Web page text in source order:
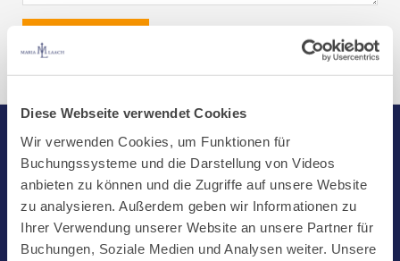
Diese Webseite verwendet Cookies
Wir verwenden Cookies, um Funktionen für
Buchungssysteme und die Darstellung von Videos
anbieten zu können und die Zugriffe auf unsere Website
zu analysieren. Außerdem geben wir Informationen zu
Ihrer Verwendung unserer Website an unsere Partner für
Buchungen, Soziale Medien und Analysen weiter. Unsere
Start
Aktuelles
Kloster
Klosterbetriebe